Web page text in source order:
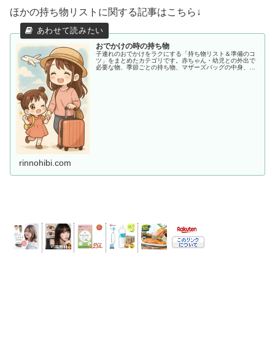
ほかの持ち物リストに関する記事はこちら↓
おでかけの時の持ち物
子連れのおでかけをラクにする「持ち物リスト＆準備のコ
ツ」をまとめたカテゴリです。赤ちゃん・幼児との外出で
必要な物、季節ごとの持ち物、マザーズバッグの中身、あ
rinnohibi.com